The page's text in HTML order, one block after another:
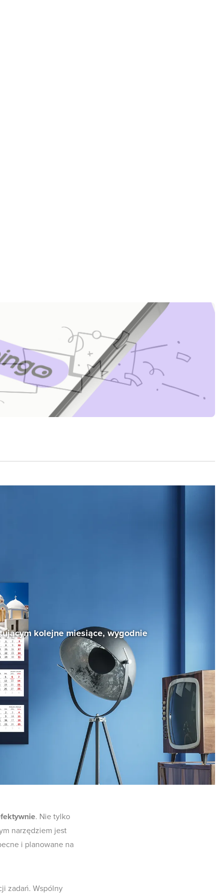
kolejne miesiące, wygodnie
. Nie tylko
narzędziem jest
i planowane na
zadań. Wspólny